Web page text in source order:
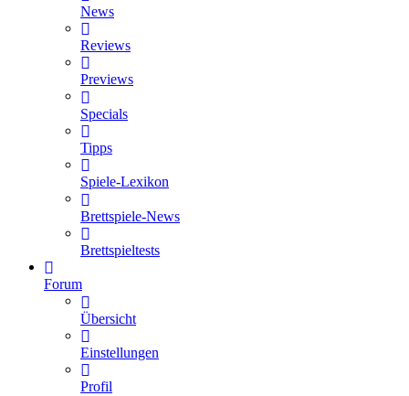
News
Reviews
Previews
Specials
Tipps
Spiele-Lexikon
Brettspiele-News
Brettspieltests
Forum
Übersicht
Einstellungen
Profil